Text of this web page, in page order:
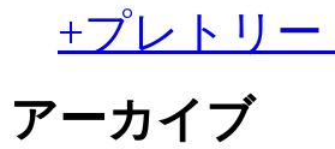
+プレトリー
アーカイブ